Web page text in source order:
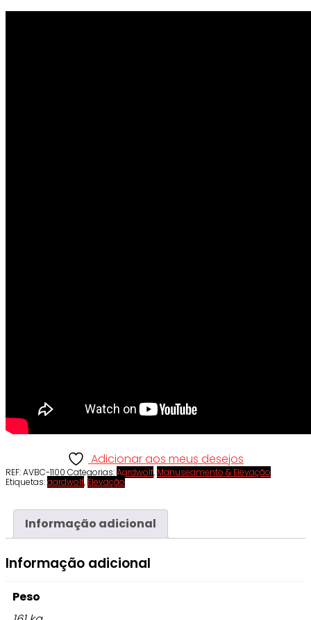
Adicionar aos meus desejos
REF:AVBC-1100 Categorias:Aardwolf, Manuseamento & Elevação
Etiquetas:aardwolf, Elevação
Informação adicional
Informação adicional
Peso